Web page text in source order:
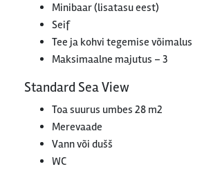
Minibaar (lisatasu eest)
Seif
Tee ja kohvi tegemise võimalus
Maksimaalne majutus – 3
Standard Sea View
Toa suurus umbes 28 m2
Merevaade
Vann või dušš
WC